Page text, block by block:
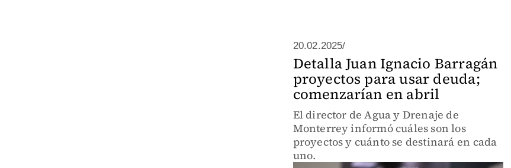
20.02.2025/
Detalla Juan Ignacio Barragán
proyectos para usar deuda;
comenzarían en abril
El director de Agua y Drenaje de
Monterrey informó cuáles son los
proyectos y cuánto se destinará en cada
uno.